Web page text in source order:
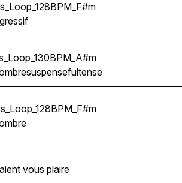
suspensefultense
vous plaire